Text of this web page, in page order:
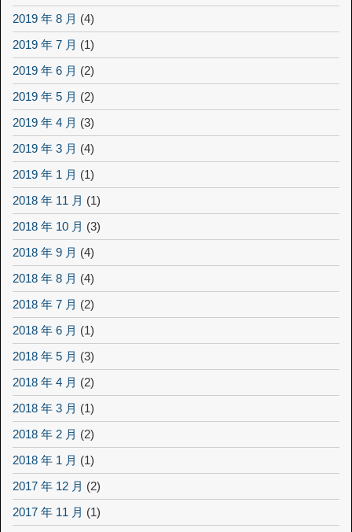
2019 年 8 月 (4)
2019 年 7 月 (1)
2019 年 6 月 (2)
2019 年 5 月 (2)
2019 年 4 月 (3)
2019 年 3 月 (4)
2019 年 1 月 (1)
2018 年 11 月 (1)
2018 年 10 月 (3)
2018 年 9 月 (4)
2018 年 8 月 (4)
2018 年 7 月 (2)
2018 年 6 月 (1)
2018 年 5 月 (3)
2018 年 4 月 (2)
2018 年 3 月 (1)
2018 年 2 月 (2)
2018 年 1 月 (1)
2017 年 12 月 (2)
2017 年 11 月 (1)